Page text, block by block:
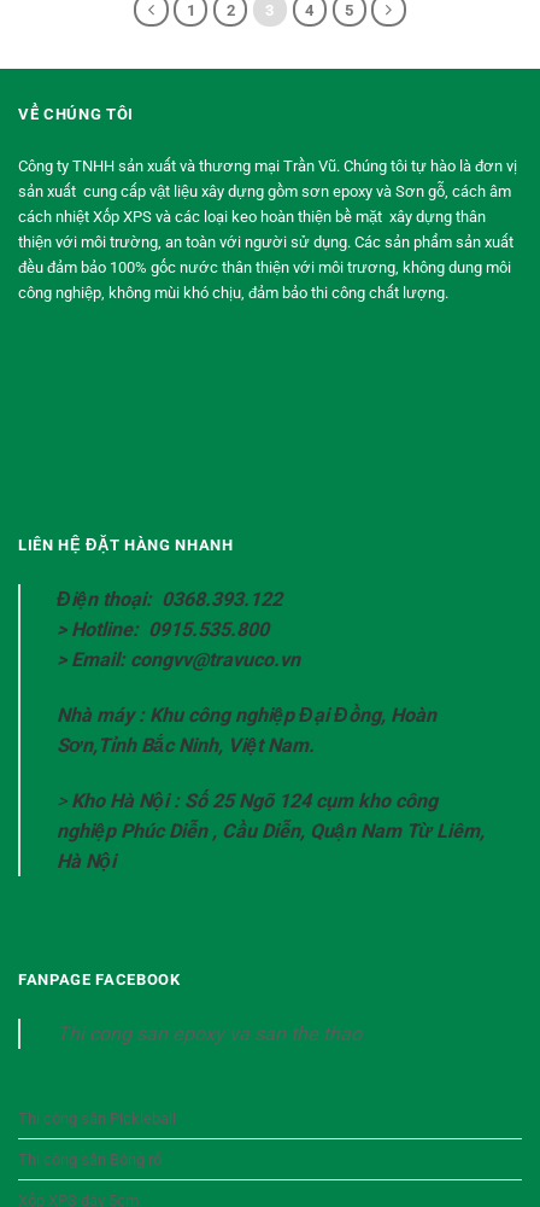
1 2 3 4 5
VỀ CHÚNG TÔI
Công ty TNHH sản xuất và thương mại Trần Vũ. Chúng tôi tự hào là đơn vị
sản xuất cung cấp vật liệu xây dựng gồm sơn epoxy và Sơn gỗ, cách âm
cách nhiệt Xốp XPS và các loại keo hoàn thiện bề mặt xây dựng thân
thiện với môi trường, an toàn với người sử dụng. Các sản phẩm sản xuất
đều đảm bảo 100% gốc nước thân thiện với môi trương, không dung môi
công nghiệp, không mùi khó chịu, đảm bảo thi công chất lượng.
LIÊN HỆ ĐẶT HÀNG NHANH
Điện thoại: 0368.393.122
> Hotline: 0915.535.800
> Email: congvv@travuco.vn
Nhà máy : Khu công nghiệp Đại Đồng, Hoàn
Sơn,Tỉnh Bắc Ninh, Việt Nam.
> Kho Hà Nội : Số 25 Ngõ 124 cụm kho công
nghiệp Phúc Diễn , Cầu Diễn, Quận Nam Từ Liêm,
Hà Nội
FANPAGE FACEBOOK
Thi cong san epoxy va san the thao
Thi công sân Pickleball
Thi công sân Bóng rổ
Xốp XPS dày 5cm